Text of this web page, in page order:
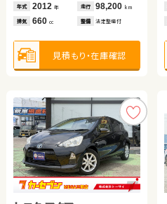
年式 2012 年 走行 98,200 km
排気 660 cc 整備 法定整備付
見積もり・在庫確認
年式 2021 年 走行 60,700 km
排気 2,000 整備 法定整備付
見積もり・在庫確認
諸費用：20.0万円 （税込）
保証 あり 住所 秋田県
排気 3,500cc 整備 法定整備付